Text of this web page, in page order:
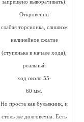
запрещено выворачивать).
Откровенно
слабая торсионка, слишком
нелинейное сжатие
(ступенька в начале хода),
реальный
ход около 55-
60 мм.
Но проста как булыжник, и
столь же долговечна. Есть